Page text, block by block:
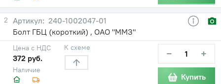
2
240-1002047-01
Болт ГБЦ (короткий) , ОАО "ММЗ"
Наличие
Цена с НДС
372 руб.
К схеме − +
Купить